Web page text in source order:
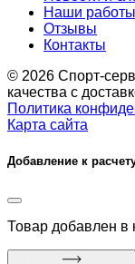
Наши работы
Отзывы
Контакты
© 2026 Спорт-
качества с
Политика
Карта сайта
Добавление к
Товар добавлен в